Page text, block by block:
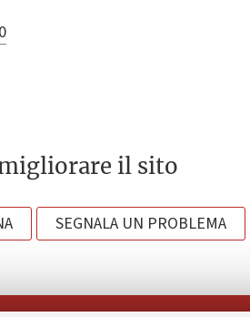
il sito
SEGNALA UN PROBLEMA